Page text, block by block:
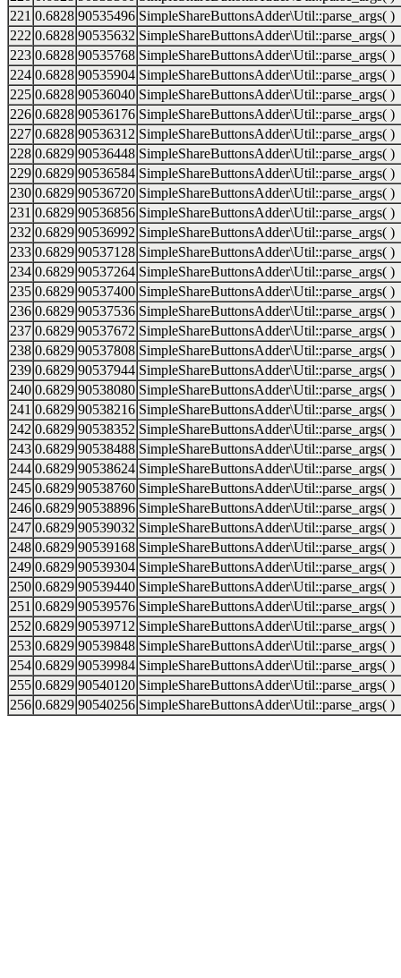
221 0.6828 90535496 SimpleShareButtonsAdder\Util::parse_args( )
222 0.6828 90535632 SimpleShareButtonsAdder\Util::parse_args( )
223 0.6828 90535768 SimpleShareButtonsAdder\Util::parse_args( )
224 0.6828 90535904 SimpleShareButtonsAdder\Util::parse_args( )
225 0.6828 90536040 SimpleShareButtonsAdder\Util::parse_args( )
226 0.6828 90536176 SimpleShareButtonsAdder\Util::parse_args( )
227 0.6828 90536312 SimpleShareButtonsAdder\Util::parse_args( )
228 0.6829 90536448 SimpleShareButtonsAdder\Util::parse_args( )
229 0.6829 90536584 SimpleShareButtonsAdder\Util::parse_args( )
230 0.6829 90536720 SimpleShareButtonsAdder\Util::parse_args( )
231 0.6829 90536856 SimpleShareButtonsAdder\Util::parse_args( )
232 0.6829 90536992 SimpleShareButtonsAdder\Util::parse_args( )
233 0.6829 90537128 SimpleShareButtonsAdder\Util::parse_args( )
234 0.6829 90537264 SimpleShareButtonsAdder\Util::parse_args( )
235 0.6829 90537400 SimpleShareButtonsAdder\Util::parse_args( )
236 0.6829 90537536 SimpleShareButtonsAdder\Util::parse_args( )
237 0.6829 90537672 SimpleShareButtonsAdder\Util::parse_args( )
238 0.6829 90537808 SimpleShareButtonsAdder\Util::parse_args( )
239 0.6829 90537944 SimpleShareButtonsAdder\Util::parse_args( )
240 0.6829 90538080 SimpleShareButtonsAdder\Util::parse_args( )
241 0.6829 90538216 SimpleShareButtonsAdder\Util::parse_args( )
242 0.6829 90538352 SimpleShareButtonsAdder\Util::parse_args( )
243 0.6829 90538488 SimpleShareButtonsAdder\Util::parse_args( )
244 0.6829 90538624 SimpleShareButtonsAdder\Util::parse_args( )
245 0.6829 90538760 SimpleShareButtonsAdder\Util::parse_args( )
246 0.6829 90538896 SimpleShareButtonsAdder\Util::parse_args( )
247 0.6829 90539032 SimpleShareButtonsAdder\Util::parse_args( )
248 0.6829 90539168 SimpleShareButtonsAdder\Util::parse_args( )
249 0.6829 90539304 SimpleShareButtonsAdder\Util::parse_args( )
250 0.6829 90539440 SimpleShareButtonsAdder\Util::parse_args( )
251 0.6829 90539576 SimpleShareButtonsAdder\Util::parse_args( )
252 0.6829 90539712 SimpleShareButtonsAdder\Util::parse_args( )
253 0.6829 90539848 SimpleShareButtonsAdder\Util::parse_args( )
254 0.6829 90539984 SimpleShareButtonsAdder\Util::parse_args( )
255 0.6829 90540120 SimpleShareButtonsAdder\Util::parse_args( )
256 0.6829 90540256 SimpleShareButtonsAdder\Util::parse_args( )